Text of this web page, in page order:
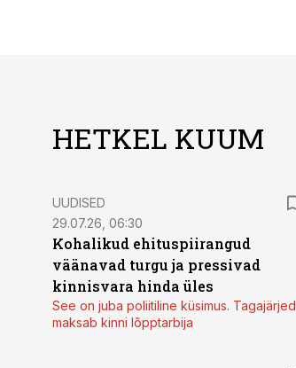
HETKEL KUUM
UUDISED
29.07.26, 06:30
Kohalikud ehituspiirangud
väänavad turgu ja pressivad
kinnisvara hinda üles
See on juba poliitiline küsimus. Tagajärjed
maksab kinni lõpptarbija